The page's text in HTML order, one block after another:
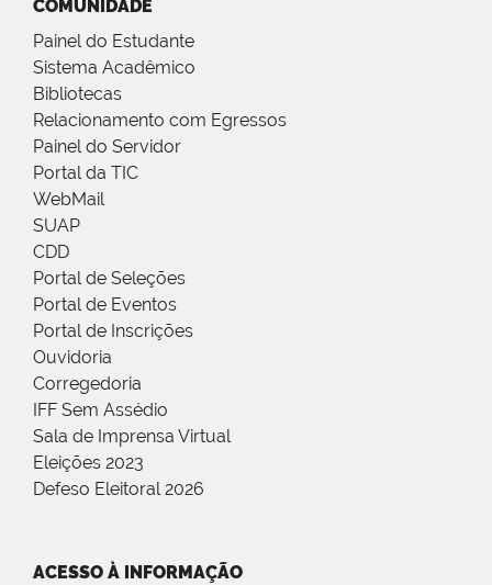
COMUNIDADE
Painel do Estudante
Sistema Acadêmico
Bibliotecas
Relacionamento com Egressos
Painel do Servidor
Portal da TIC
WebMail
SUAP
CDD
Portal de Seleções
Portal de Eventos
Portal de Inscrições
Ouvidoria
Corregedoria
IFF Sem Assédio
Sala de Imprensa Virtual
Eleições 2023
Defeso Eleitoral 2026
ACESSO À INFORMAÇÃO